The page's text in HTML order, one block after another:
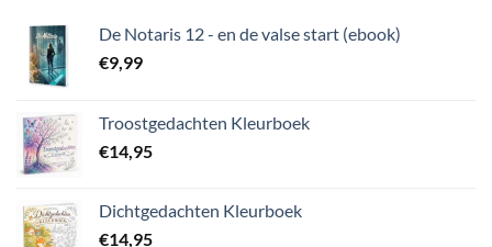
De Notaris 12 - en de valse start (ebook)
€9,99
Troostgedachten Kleurboek
€14,95
Dichtgedachten Kleurboek
€14,95